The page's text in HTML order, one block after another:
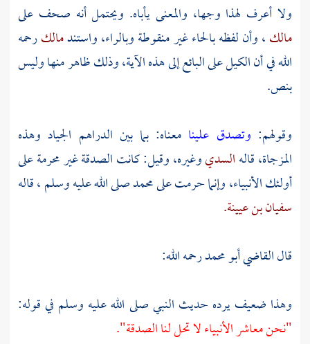
ولا أعرف لهذا وجها، والمعنى يأباه. ويحتمل أنه صحف على
مالك، وأن لفظه بالحاء غير منقوطة وبالراء، واستندمالكرحمه
الله في أن الكيل على البائع إلى هذه الآية، وذلك ظاهر منها وليس
بنص.
وقولهم: وتصدق علينا معناه: بما بين الدراهم الجياد وهذه
المزجاة، قالهالسديوغيره، وقيل: كانت الصدقة غير محرمة على
أولئك الأنبياء، وإنما حرمت علىمحمدصلى الله عليه وسلم ، قاله
سفيان بن عيينة.
قالالقاضي أبو محمدرحمه الله:
وهذا ضعيف يرده حديث النبي صلى الله عليه وسلم في قوله:
"نحن معاشر الأنبياء لا تحل لنا الصدقة".